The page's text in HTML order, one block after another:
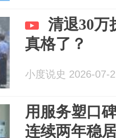
清退30万
真格了？
小度说史 2026-07-
用服务塑口
连续两年稳